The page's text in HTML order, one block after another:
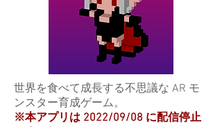
​世界を食べて成長する不思議な AR モ
ンスター育成ゲーム。
​※本アプリは 2022/09/08 に配信停止